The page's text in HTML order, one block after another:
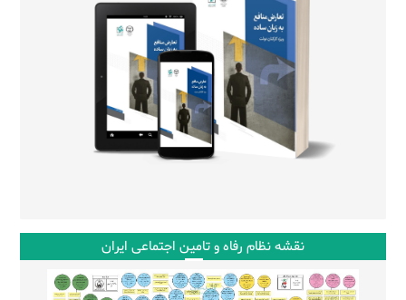
نقشه نظام رفاه و تامین اجتماعی ایران